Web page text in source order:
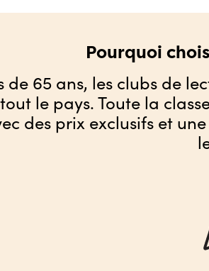
Pourquoi
de 65 ans, les clubs de
le pays. Toute la
des prix exclusifs et